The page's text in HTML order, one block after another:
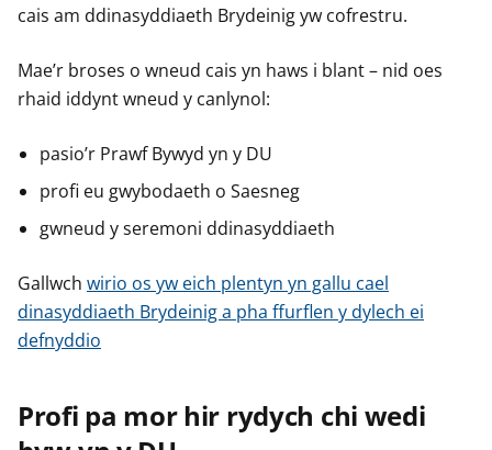
cais am ddinasyddiaeth Brydeinig yw cofrestru.
Mae’r broses o wneud cais yn haws i blant – nid oes
rhaid iddynt wneud y canlynol:
pasio’r Prawf Bywyd yn y DU
profi eu gwybodaeth o Saesneg
gwneud y seremoni ddinasyddiaeth
Gallwch wirio os yw eich plentyn yn gallu cael
dinasyddiaeth Brydeinig a pha ffurflen y dylech ei
defnyddio
Profi pa mor hir rydych chi wedi